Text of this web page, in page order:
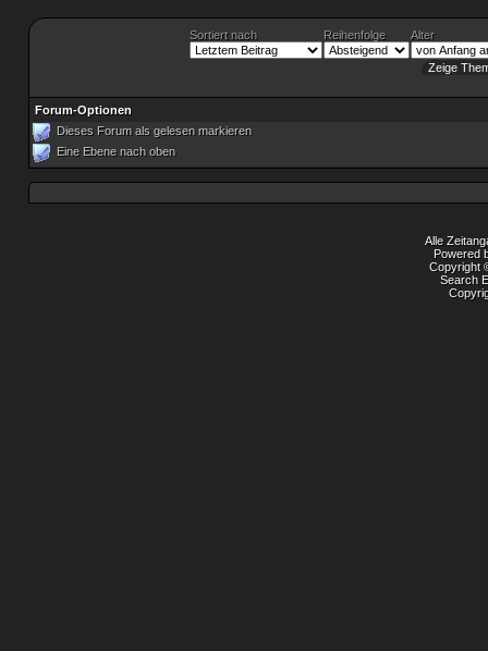
Sortiert nach Reihenfolge Alter
Forum-Optionen
Dieses Forum als gelesen markieren
Eine Ebene nach oben
Alle
Powered
Copyright
Search